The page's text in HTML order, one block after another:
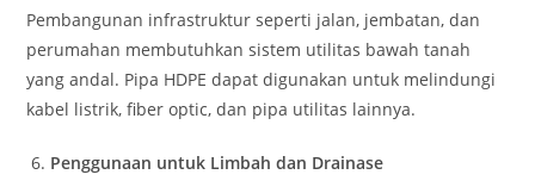
Pembangunan infrastruktur seperti jalan, jembatan, dan
perumahan membutuhkan sistem utilitas bawah tanah
yang andal. Pipa HDPE dapat digunakan untuk melindungi
kabel listrik, fiber optic, dan pipa utilitas lainnya.
Penggunaan untuk Limbah dan Drainase